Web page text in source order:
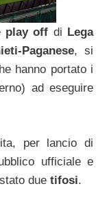
play off di Lega
Paganese, si
hanno portato i
ad eseguire
per lancio di
ufficiale e
due tifosi.